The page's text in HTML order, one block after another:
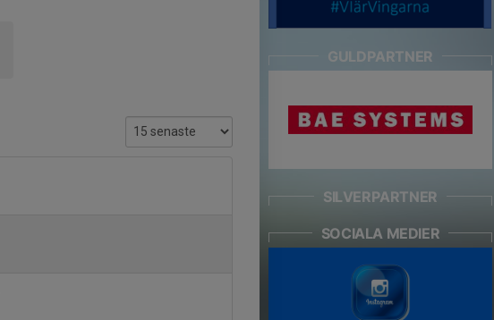
GULDPARTNER
SILVERPARTNER
SOCIALA MEDIER